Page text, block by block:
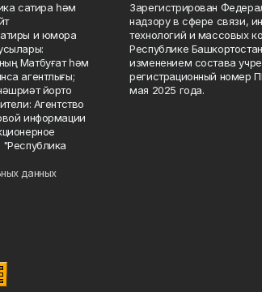
сатира һәм
и юмора
Матбуғат һәм
агентлығы;
йорто
Агентство
информации
данных
Зарегистрирован
надзору в сфере связи,
технологий и массовых
Республике
изменением состава
регистрационный номер
мая 2025 года.